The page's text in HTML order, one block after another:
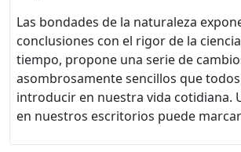
Las bondades de la naturaleza
conclusiones con el rigor de la
tiempo, propone una serie de
asombrosamente sencillos que
introducir en nuestra vida cotidiana.
en nuestros escritorios puede